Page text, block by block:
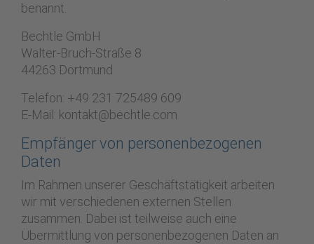
benannt.
Bechtle GmbH
Walter-Bruch-Straße 8
44263 Dortmund
Telefon: +49 231 725489 609
E-Mail: kontakt@bechtle.com
Empfänger von personenbezogenen
Daten
Im Rahmen unserer Geschäftstätigkeit arbeiten
wir mit verschiedenen externen Stellen
zusammen. Dabei ist teilweise auch eine
Übermittlung von personenbezogenen Daten an